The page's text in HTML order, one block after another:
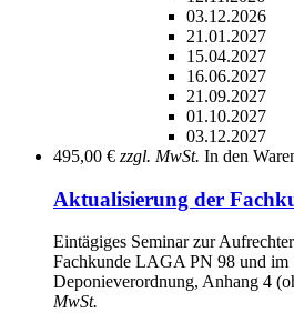
03.12.2026
21.01.2027
15.04.2027
16.06.2027
21.09.2027
01.10.2027
03.12.2027
495,00 € zzgl. MwSt. In den
Aktualisierung der
Eintägiges Seminar zur
Fachkunde LAGA PN 98 und im
Deponieverordnung, Anhang 4
MwSt.